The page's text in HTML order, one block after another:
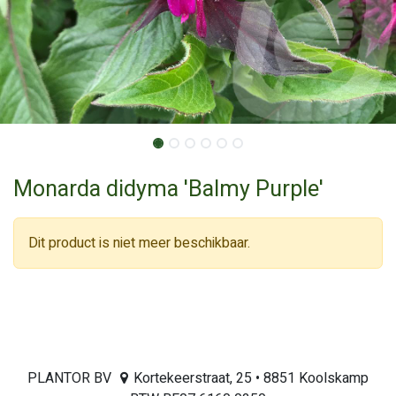
Monarda didyma 'Balmy Purple'
Dit product is niet meer beschikbaar.
PLANTOR BV
Kortekeerstraat, 25 • 8851 Koolskamp